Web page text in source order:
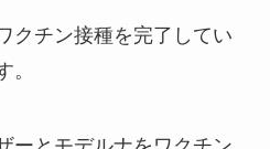
クチン接種を完了してい
。